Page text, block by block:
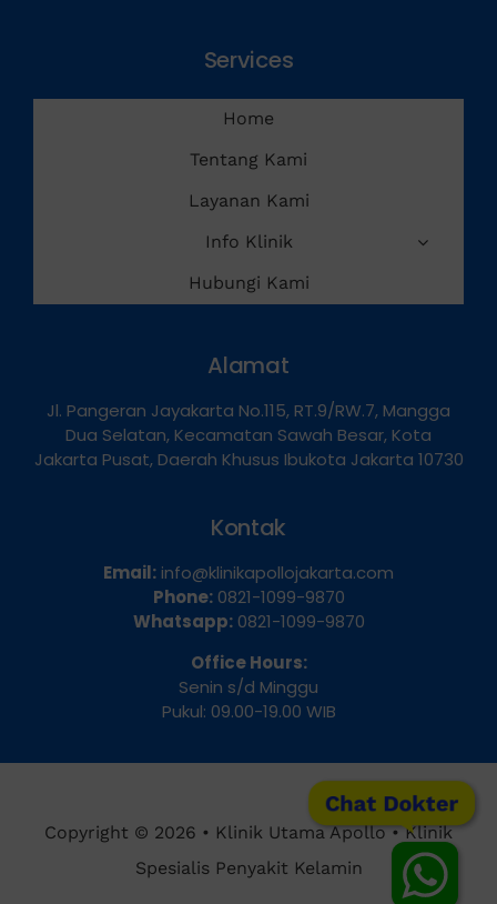
Chat Dokter
Services
Home
Tentang Kami
Layanan Kami
Info Klinik
Hubungi Kami
Alamat
Jl. Pangeran Jayakarta No.115, RT.9/RW.7, Mangga
Dua Selatan, Kecamatan Sawah Besar, Kota
Jakarta Pusat, Daerah Khusus Ibukota Jakarta 10730
Kontak
Email: info@klinikapollojakarta.com
Phone:0821-1099-9870
Whatsapp:0821-1099-9870
Office Hours:
Senin s/d Minggu
Pukul: 09.00-19.00 WIB
Copyright © 2026 • Klinik Utama Apollo • Klinik
Spesialis Penyakit Kelamin